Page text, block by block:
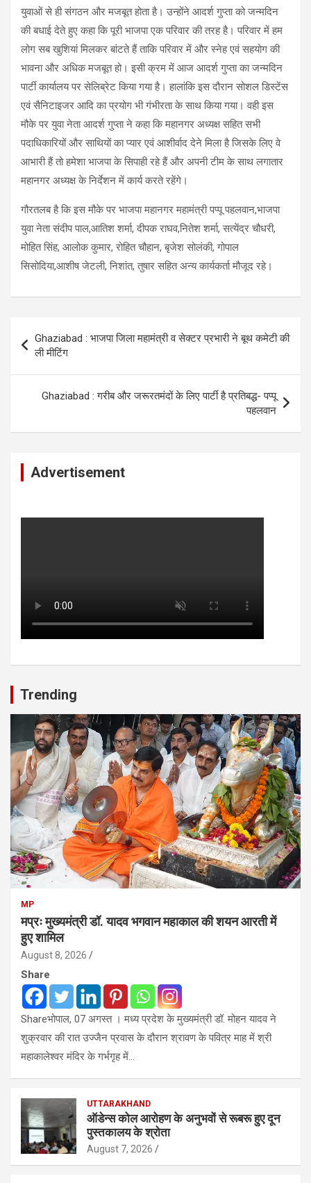
युवाओं से ही संगठन और मजबूत होता है। उन्होंने आदर्श गुप्ता को जन्मदिन
की बधाई देते हुए कहा कि पूरी भाजपा एक परिवार की तरह है। परिवार में हम
लोग सब खुशियां मिलकर बांटते हैं ताकि परिवार में और स्नेह एवं सहयोग की
भावना और अधिक मजबूत हो। इसी क्रम में आज आदर्श गुप्ता का जन्मदिन
पार्टी कार्यालय पर सेलिब्रेट किया गया है। हालांकि इस दौरान सोशल डिस्टेंस
एवं सैनिटाइजर आदि का प्रयोग भी गंभीरता के साथ किया गया। वही इस
मौके पर युवा नेता आदर्श गुप्ता ने कहा कि महानगर अध्यक्ष सहित सभी
पदाधिकारियों और साथियों का प्यार एवं आशीर्वाद देने मिला है जिसके लिए वे
आभारी हैं तो हमेशा भाजपा के सिपाही रहे हैं और अपनी टीम के साथ लगातार
महानगर अध्यक्ष के निर्देशन में कार्य करते रहेंगे।
गौरतलब है कि इस मौके पर भाजपा महानगर महामंत्री पप्पू पहलवान,भाजपा
युवा नेता संदीप पाल,आतिश शर्मा, दीपक राघव,नितेश शर्मा, सत्येंद्र चौधरी,
मोहित सिंह, आलोक कुमार, रोहित चौहान, बृजेश सोलंकी, गोपाल
सिसोदिया,आशीष जेटली, निशांत, तुषार सहित अन्य कार्यकर्ता मौजूद रहे।
navigation
Ghaziabad : भाजपा जिला महामंत्री व सेक्टर प्रभारी ने बूथ कमेटी की
ली मीटिंग
Ghaziabad : गरीब और जरूरतमंदों के लिए पार्टी है प्रतिबद्ध- पप्पू
पहलवान
Advertisement
Trending
MP
मप्रः मुख्यमंत्री डॉ. यादव भगवान महाकाल की शयन आरती में
हुए शामिल
August 8, 2026
Share
Shareभोपाल, 07 अगस्त । मध्य प्रदेश के मुख्यमंत्री डॉ. मोहन यादव ने
शुक्रवार की रात उज्जैन प्रवास के दौरान श्रावण के पवित्र माह में श्री
महाकालेश्‍वर मंदिर के गर्भगृह में…
UTTARAKHAND
ऑडेन्स कोल आरोहण के अनुभवों से रूबरू हुए दून
पुस्तकालय के श्रोता
August 7, 2026